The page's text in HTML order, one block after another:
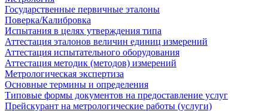
Государственные первичные эталоны
Поверка/Калибровка
Испытания в целях утверждения типа
Аттестация эталонов величин единиц измерений
Аттестация испытательного оборудования
Аттестация методик (методов) измерений
Метрологическая экспертиза
Основные термины и определения
Типовые формы документов на предоставление услуг
Прейскурант на метрологические работы (услуги)